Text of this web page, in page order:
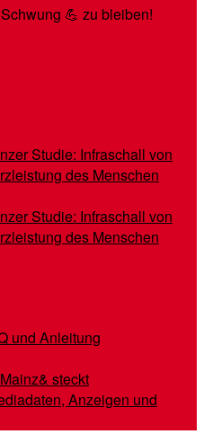
💪 zu bleiben!
Studie: Infraschall von
des Menschen
Studie: Infraschall von
des Menschen
und Anleitung
steckt
Anzeigen und